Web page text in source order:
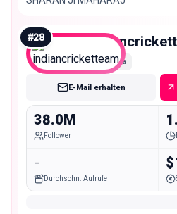
#28
Mega
E-Mail erhalten
38.0M
Follower
-
Durchschn. Aufrufe